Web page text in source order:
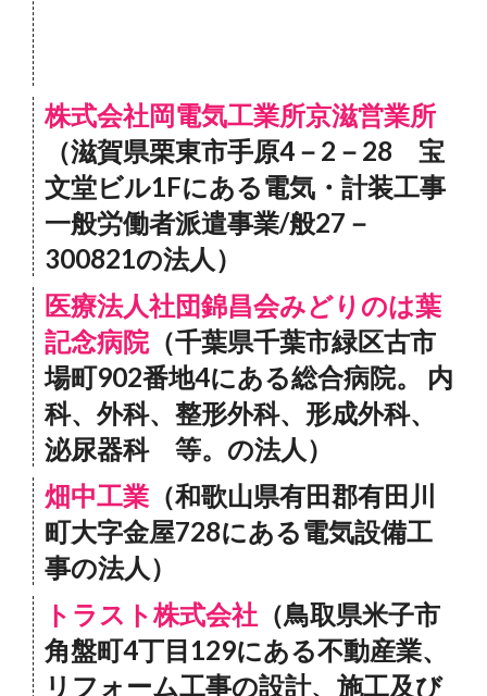
株式会社岡電気工業所京滋営業所
（滋賀県栗東市手原4－2－28 宝
文堂ビル1Fにある電気・計装工事
一般労働者派遣事業/般27－
300821の法人）
医療法人社団錦昌会みどりのは葉
記念病院（千葉県千葉市緑区古市
場町902番地4にある総合病院。 内
科、外科、整形外科、形成外科、
泌尿器科 等。の法人）
畑中工業 （和歌山県有田郡有田川
町大字金屋728にある電気設備工
事の法人）
トラスト株式会社 （鳥取県米子市
角盤町4丁目129にある不動産業、
リフォーム工事の設計、施工及び